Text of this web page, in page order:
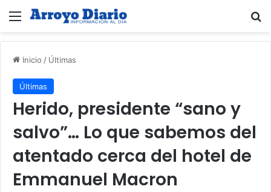
Menú
Inicio / Últimas
Últimas
Herido, presidente “sano y
salvo”… Lo que sabemos del
atentado cerca del hotel de
Emmanuel Macron